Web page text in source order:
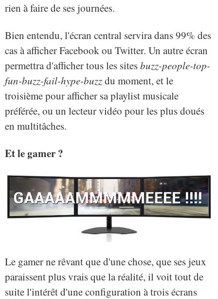
rien à faire de ses journées.
Bien entendu, l'écran central servira dans 99% des
cas à afficher Facebook ou Twitter. Un autre écran
permettra d'afficher tous les sitesbuzz-people-top-
fun-buzz-fail-hype-buzzdu moment, et le
troisième pour afficher sa playlist musicale
préférée, ou un lecteur vidéo pour les plus doués
en multitâches.
Et le gamer ?
Le gamer ne rêvant que d'une chose, que ses jeux
paraissent plus vrais que la réalité, il voit tout de
suite l'intérêt d'une configuration à trois écrans